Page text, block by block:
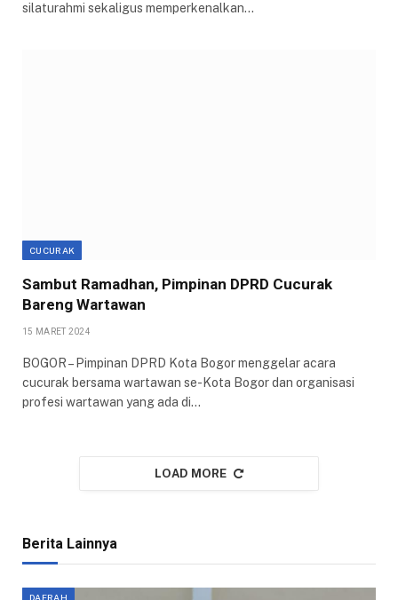
silaturahmi sekaligus memperkenalkan…
CUCURAK
Sambut Ramadhan, Pimpinan DPRD Cucurak
Bareng Wartawan
15 MARET 2024
BOGOR – Pimpinan DPRD Kota Bogor menggelar acara
cucurak bersama wartawan se-Kota Bogor dan organisasi
profesi wartawan yang ada di…
LOAD MORE
Berita Lainnya
DAERAH